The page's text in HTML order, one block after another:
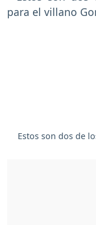
Estos son dos de